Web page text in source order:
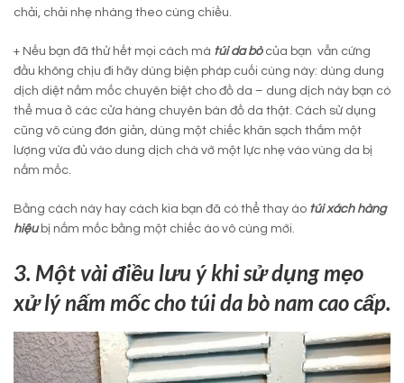
chải, chải nhẹ nhàng theo cùng chiều.
+ Nếu bạn đã thử hết mọi cách mà túi da bòcủa bạn vẫn cứng
đầu không chịu đi hãy dùng biện pháp cuối cùng này: dùng dung
dịch diệt nắm mốc chuyên biệt cho đồ da – dung dịch này bạn có
thể mua ở các cửa hàng chuyên bán đồ da thật. Cách sử dụng
cũng vô cùng đơn giản, dùng một chiếc khăn sạch thắm một
lượng vừa đủ vào dung dịch chà vớ một lực nhẹ vào vùng da bị
nấm mốc.
Bằng cách này hay cách kia bạn đã có thể thay áo túi xách hàng
hiệubị nấm mốc bằng một chiếc áo vô cùng mới.
3. Một vài điều lưu ý khi sử dụng mẹo
xử lý nấm mốc cho túi da bò nam cao cấp.